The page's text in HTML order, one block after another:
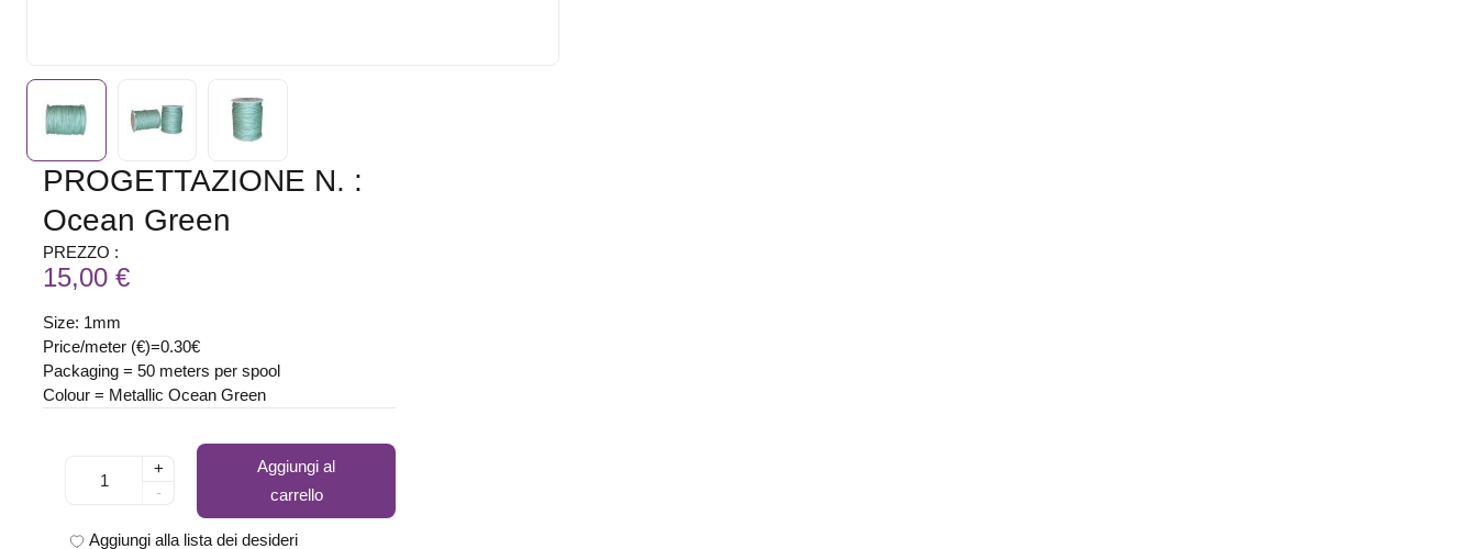
PROGETTAZIONE N. :
Ocean Green
PREZZO :
15,00 €
Size: 1mm
Price/meter (€)=0.30€
Packaging = 50 meters per spool
Colour = Metallic Ocean Green
+
-
Aggiungi al
carrello
Aggiungi alla lista dei desideri